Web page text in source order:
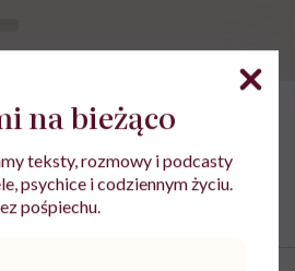
na bieżąco
teksty, rozmowy i podcasty
psychice i codziennym życiu.
pośpiechu.